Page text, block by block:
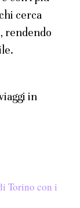
cerca
rendendo